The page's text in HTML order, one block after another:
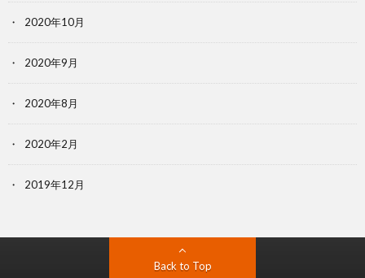
2020年10月
2020年9月
2020年8月
2020年2月
2019年12月
Back to Top